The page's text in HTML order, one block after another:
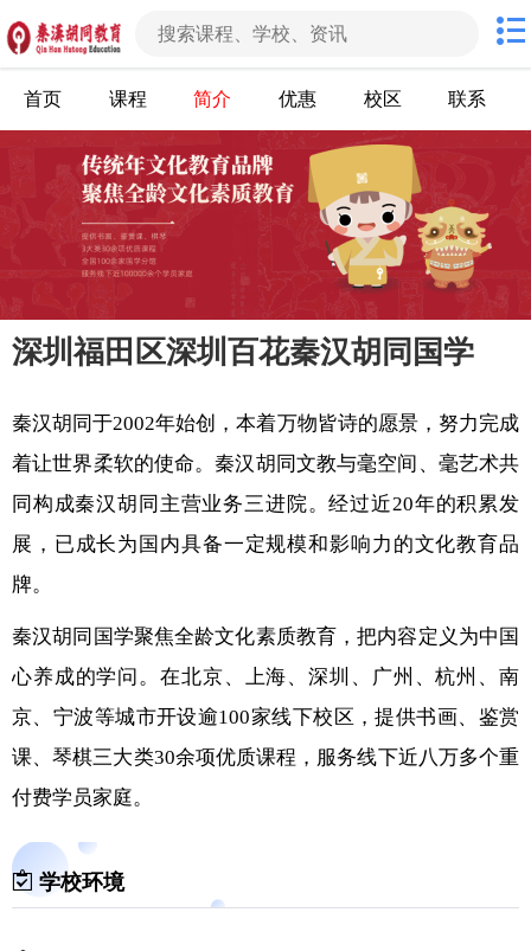
首页 课程 简介 优惠 校区 联系
深圳福田区深圳百花秦汉胡同国学
秦汉胡同于2002年始创，本着万物皆诗的愿景，努力完成
着让世界柔软的使命。秦汉胡同文教与毫空间、毫艺术共
同构成秦汉胡同主营业务三进院。经过近20年的积累发
展，已成长为国内具备一定规模和影响力的文化教育品
牌。
秦汉胡同国学聚焦全龄文化素质教育，把内容定义为中国
心养成的学问。在北京、上海、深圳、广州、杭州、南
京、宁波等城市开设逾100家线下校区，提供书画、鉴赏
课、琴棋三大类30余项优质课程，服务线下近八万多个重
付费学员家庭。
学校环境